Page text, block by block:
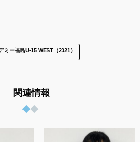
ミー福島U-15 WEST（2021）
関連情報